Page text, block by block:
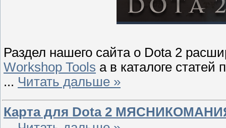
Раздел нашего сайта о Dota 2
Workshop Tools а в каталоге статей
... Читать дальше »
Карта для Dota 2